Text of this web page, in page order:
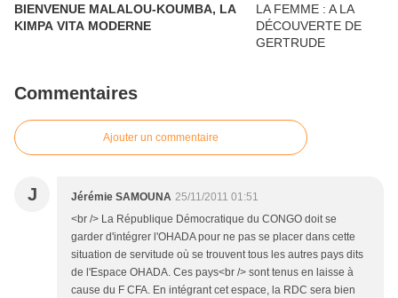
BIENVENUE MALALOU-KOUMBA, LA
KIMPA VITA MODERNE
Commentaires
Ajouter un commentaire
J Jérémie SAMOUNA 25/11/2011 01:51
<br /> La République Démocratique du CONGO doit se
garder d'intégrer l'OHADA pour ne pas se placer dans cette
situation de servitude où se trouvent tous les autres pays dits
de l'Espace OHADA. Ces pays<br /> sont tenus en laisse à
cause du F CFA. En intégrant cet espace, la RDC sera bien